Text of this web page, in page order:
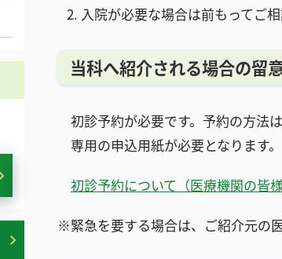
入院が必要な場合は前もってご相
当科へ紹介される場合の留
初診予約が必要です。予約の方法
専用の申込用紙が必要となります。
初診予約について（医療機関の皆様
※緊急を要する場合は、ご紹介元の